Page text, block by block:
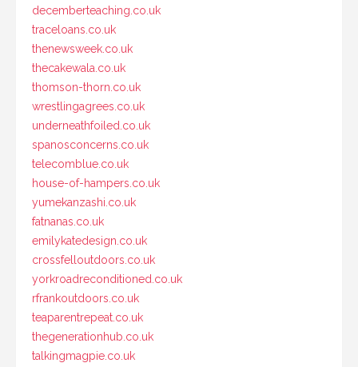
decemberteaching.co.uk
traceloans.co.uk
thenewsweek.co.uk
thecakewala.co.uk
thomson-thorn.co.uk
wrestlingagrees.co.uk
underneathfoiled.co.uk
spanosconcerns.co.uk
telecomblue.co.uk
house-of-hampers.co.uk
yumekanzashi.co.uk
fatnanas.co.uk
emilykatedesign.co.uk
crossfelloutdoors.co.uk
yorkroadreconditioned.co.uk
rfrankoutdoors.co.uk
teaparentrepeat.co.uk
thegenerationhub.co.uk
talkingmagpie.co.uk